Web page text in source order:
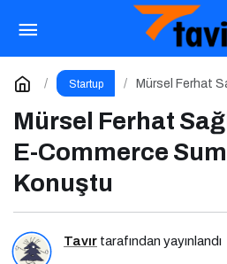
Startup
Mürsel Ferhat
Mürsel Ferhat
E-Commerce
Konuştu
Tavır tarafından yayınlandı
Türkiye’de Startup
Milyar Dolara Ulaştı
Yorum Yap